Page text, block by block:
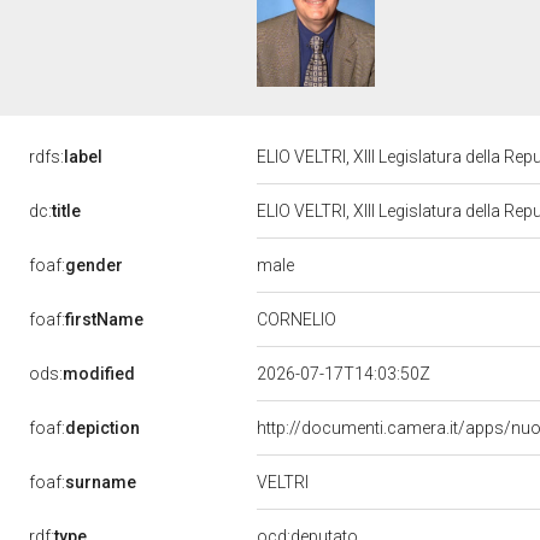
rdfs: label ELIO VELTRI, XIII Legislatura della
dc:title ELIO VELTRI, XIII Legislatura della
foaf:gender male
foaf:firstName CORNELIO
ods:modified 2026-07-17T14:03:50Z
foaf:depiction http://documenti.camera.it/apps/
foaf:surname VELTRI